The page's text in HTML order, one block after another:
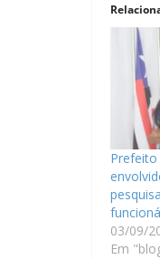
Prefeito
03/09/
Em